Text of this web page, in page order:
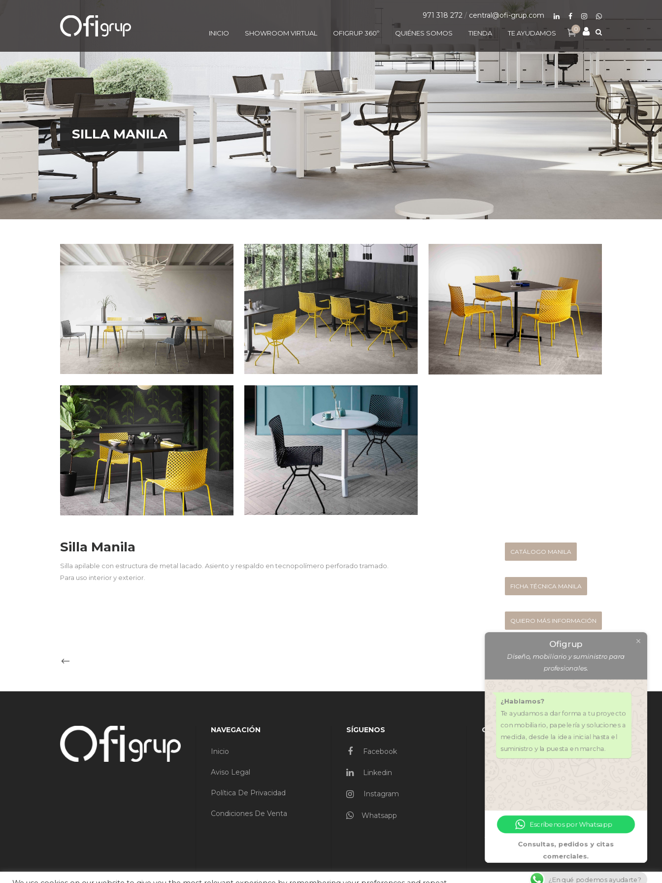
0
INICIO SHOWROOM VIRTUAL OFIGRUP 360º QUIÉNES SOMOS TIENDA TE AYUDAMOS
971 318 272 / central@ofi-grup.com
SILLA MANILA
Silla Manila
Silla apilable con estructura de metal lacado. Asiento y respaldo en tecnopolímero perforado tramado.
Para uso interior y exterior.
CATÁLOGO MANILA
FICHA TÉCNICA MANILA
QUIERO MÁS INFORMACIÓN
NAVEGACIÓN
Inicio
Aviso Legal
Política De Privacidad
Condiciones De Venta
SÍGUENOS
Facebook
Linkedin
Instagram
Whatsapp
CONTÁCTANOS
971 318 272
n.º 4, 07800 Ibiza
Lunes - Jueves 9:00 - 17:00
Ofigrup
profesionales.
Te ayudamos a dar forma a tu proyecto
con mobiliario, papelería y soluciones a
medida, desde la idea inicial hasta el
suministro y la puesta en marcha.
Escríbenos por Whatsapp
Consultas, pedidos y citas
¿En qué podemos ayudarte?